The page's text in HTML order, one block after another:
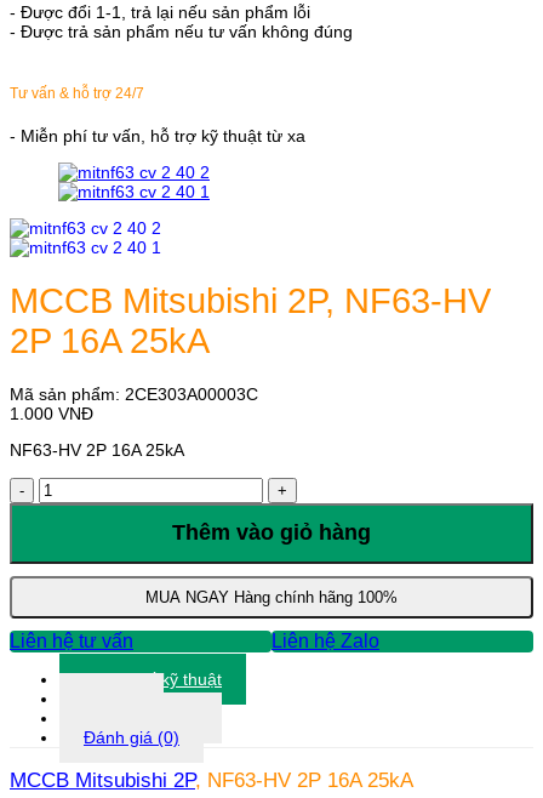
- Được đổi 1-1, trả lại nếu sản phẩm lỗi
- Được trả sản phẩm nếu tư vấn không đúng
Tư vấn & hỗ trợ 24/7
- Miễn phí tư vấn, hỗ trợ kỹ thuật từ xa
MCCB Mitsubishi 2P, NF63-HV
2P 16A 25kA
Mã sản phẩm: 2CE303A00003C
1.000 VNĐ
NF63-HV 2P 16A 25kA
MCCB
Mitsubishi
HV
2P
25kA
số
Thêm vào giỏ hàng
MUA NGAY Hàng chính hãng 100%
Liên hệ tư vấn Liên hệ Zalo
Thông số kỹ thuật
Đánh giá (0)
MCCB Mitsubishi 2P, NF63-HV 2P 16A 25kA